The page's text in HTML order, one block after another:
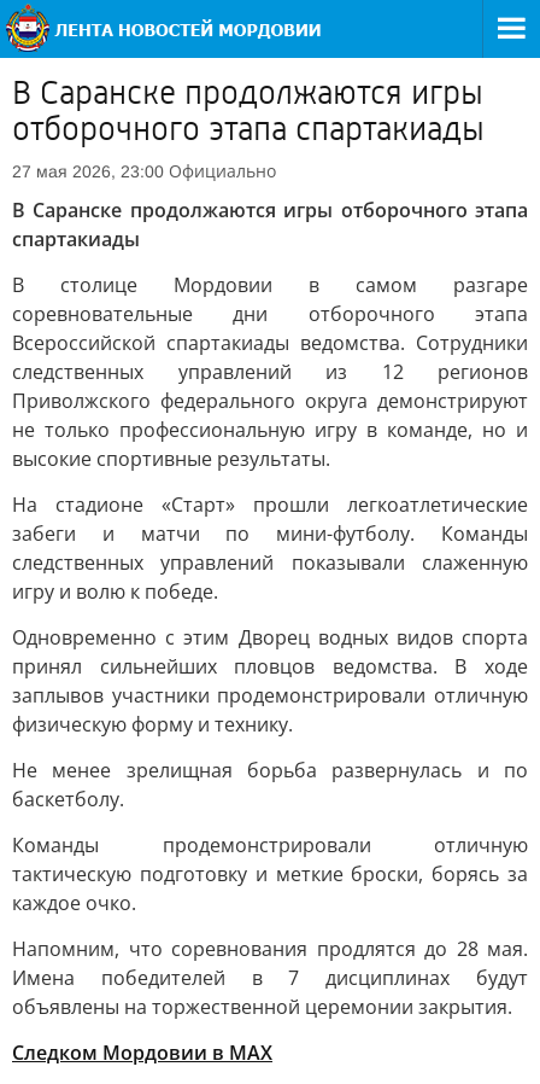
В Саранске продолжаются игры
отборочного этапа спартакиады
27 мая 2026, 23:00 Официально
В Саранске продолжаются игры отборочного этапа
спартакиады
В столице Мордовии в самом разгаре
соревновательные дни отборочного этапа
Всероссийской спартакиады ведомства. Сотрудники
следственных управлений из 12 регионов
Приволжского федерального округа демонстрируют
не только профессиональную игру в команде, но и
высокие спортивные результаты.
На стадионе «Старт» прошли легкоатлетические
забеги и матчи по мини-футболу. Команды
следственных управлений показывали слаженную
игру и волю к победе.
Одновременно с этим Дворец водных видов спорта
принял сильнейших пловцов ведомства. В ходе
заплывов участники продемонстрировали отличную
физическую форму и технику.
Не менее зрелищная борьба развернулась и по
баскетболу.
Команды продемонстрировали отличную
тактическую подготовку и меткие броски, борясь за
каждое очко.
Напомним, что соревнования продлятся до 28 мая.
Имена победителей в 7 дисциплинах будут
объявлены на торжественной церемонии закрытия.
Следком Мордовии в MAX